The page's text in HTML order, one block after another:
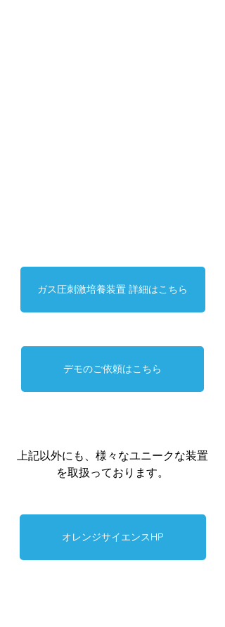
ガス圧刺激培養装置 詳細はこちら
デモのご依頼はこちら
上記以外にも、様々なユニークな装置
を取扱っております。
オレンジサイエンスHP